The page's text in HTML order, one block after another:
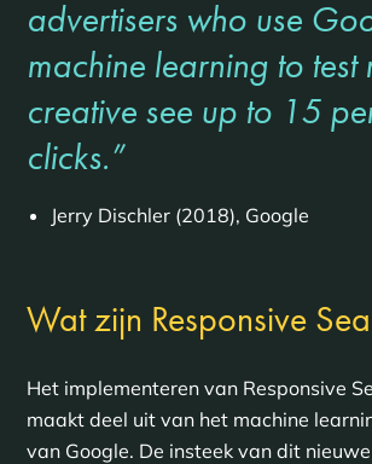
advertisers who use
machine learning to test
creative see up to 15
clicks.”
Jerry Dischler (2018), Google
Wat zijn Responsive
Het implementeren van Responsive
maakt deel uit van het machine
van Google. De insteek van dit nieuwe